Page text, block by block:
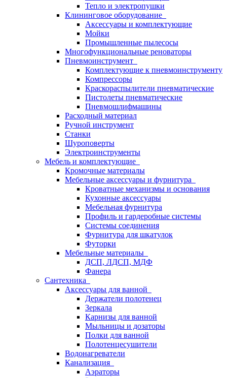
Тепло и электропушки
Клининговое оборудование
Аксессуары и комплектующие
Мойки
Промышленные пылесосы
Многофункциональные реноваторы
Пневмоинструмент
Комплектующие к пневмоинструменту
Компрессоры
Краскораспылители пневматические
Пистолеты пневматические
Пневмошлифмашины
Расходный материал
Ручной инструмент
Станки
Шуроповерты
Электроинструменты
Мебель и комплектующие
Кромочные материалы
Мебельные аксессуары и фурнитура
Кроватные механизмы и основания
Кухонные аксессуары
Мебельная фурнитура
Профиль и гардеробные системы
Системы соединения
Фурнитура для шкатулок
Футорки
Мебельные материалы
ДСП, ЛДСП, МДФ
Фанера
Сантехника
Аксессуары для ванной
Держатели полотенец
Зеркала
Карнизы для ванной
Мыльницы и дозаторы
Полки для ванной
Полотенцесушители
Водонагреватели
Канализация
Аэраторы